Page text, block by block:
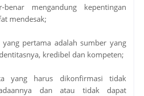
mengandung kepentingan
mendesak;
pertama adalah sumber yang
kredibel dan kompeten;
yang harus dikonfirmasi tidak
dan atau tidak dapat